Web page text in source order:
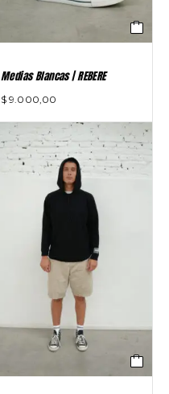
Medias Blancas | REBERE
$ 9.000,00